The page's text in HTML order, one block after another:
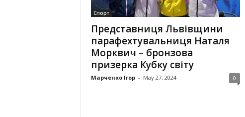
Спорт
Представниця Львівщини
парафехтувальниця Наталя
Морквич – бронзова
призерка Кубку світу
Марченко Ігор - May 27, 2024 0